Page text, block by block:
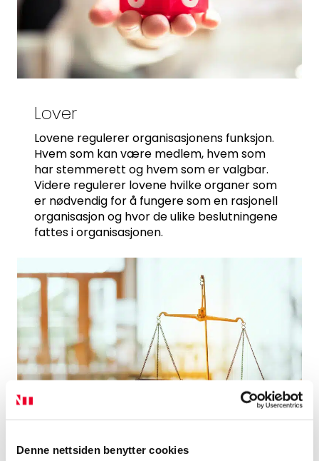
Denne nettsiden benytter cookies
Lover
Lovene regulerer organisasjonens funksjon.
Hvem som kan være medlem, hvem som
har stemmerett og hvem som er valgbar.
Videre regulerer lovene hvilke organer som
er nødvendig for å fungere som en rasjonell
organisasjon og hvor de ulike beslutningene
fattes i organisasjonen.